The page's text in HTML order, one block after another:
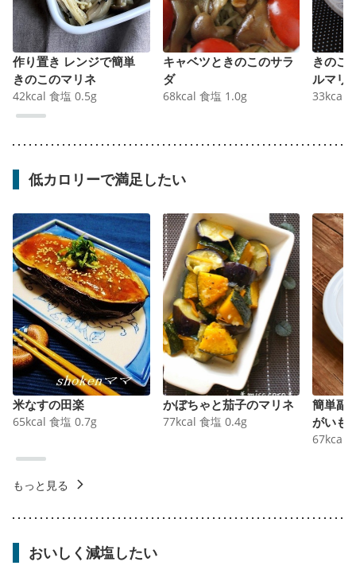
作り置き レンジで簡単
きのこのマリネ
42kcal 食塩 0.5g
キャベツときのこのサラ
ダ
68kcal 食塩 1.0g
きのこ
ルマリ
33kcal
低カロリーで満足したい
米なすの田楽
65kcal 食塩 0.7g
かぼちゃと茄子のマリネ
77kcal 食塩 0.4g
簡単副
がいも
67kcal
もっと見る
おいしく減塩したい